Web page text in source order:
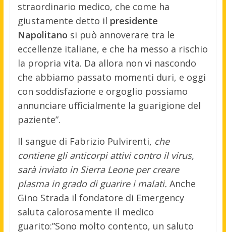
straordinario medico, che come ha
giustamente detto il presidente
Napolitano si può annoverare tra le
eccellenze italiane, e che ha messo a rischio
la propria vita. Da allora non vi nascondo
che abbiamo passato momenti duri, e oggi
con soddisfazione e orgoglio possiamo
annunciare ufficialmente la guarigione del
paziente”.
Il sangue di Fabrizio Pulvirenti, che
contiene gli anticorpi attivi contro il virus,
sarà inviato in Sierra Leone per creare
plasma in grado di guarire i malati. Anche
Gino Strada il fondatore di Emergency
saluta calorosamente il medico
guarito:”Sono molto contento, un saluto